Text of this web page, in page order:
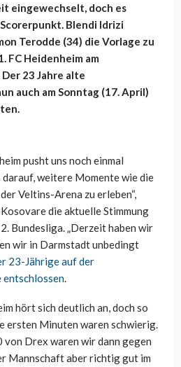
eingewechselt, doch es
Blendi Idrizi
Terodde (34) die Vorlage zu
FC Heidenheim am
23 Jahre alte
auch am Sonntag (17. April)
pusht uns noch einmal
weitere Momente wie die
Veltins-Arena zu erleben“,
die aktuelle Stimmung
Bundesliga. „Derzeit haben wir
wir in Darmstadt unbedingt
23-Jährige auf der
.
hört sich deutlich an, doch so
ersten Minuten waren schwierig.
von Drex waren wir dann gegen
Mannschaft aber richtig gut im